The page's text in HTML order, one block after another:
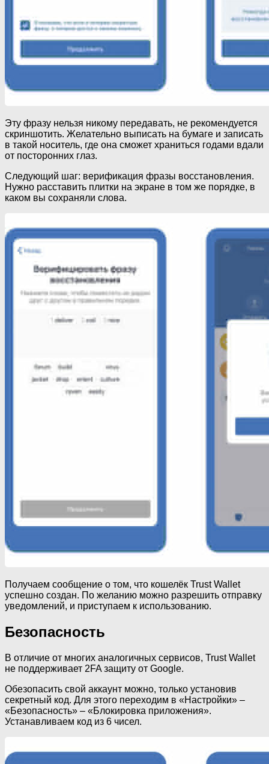
Эту фразу нельзя никому передавать, не рекомендуется
скриншотить. Желательно выписать на бумаге и записать
в такой носитель, где она сможет храниться годами вдали
от посторонних глаз.
Следующий шаг: верификация фразы восстановления.
Нужно расставить плитки на экране в том же порядке, в
каком вы сохраняли слова.
Получаем сообщение о том, что кошелёк Trust Wallet
успешно создан. По желанию можно разрешить отправку
уведомлений, и приступаем к использованию.
Безопасность
В отличие от многих аналогичных сервисов, Trust Wallet
не поддерживает 2FA защиту от Google.
Обезопасить свой аккаунт можно, только установив
секретный код. Для этого переходим в «Настройки» –
«Безопасность» – «Блокировка приложения».
Устанавливаем код из 6 чисел.